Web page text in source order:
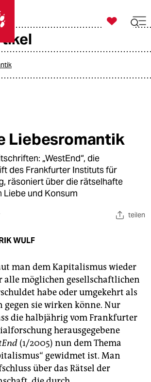

taz zahl ich
Liebesromantik
„WestEnd“, die
des Frankfurter Instituts für
räsoniert über die rätselhafte
Liebe und Konsum
teilen
WULF
man dem Kapitalismus wieder
alle möglichen gesellschaftlichen
habe oder umgekehrt als
sie wirken könne. Nur
die halbjährig vom Frankfurter
herausgegebene
(1/2005) nun dem Thema
gewidmet ist. Man
über das Rätsel der